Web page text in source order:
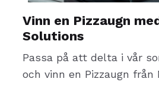
Vinn en Pizzaugn
Solutions
Passa på att delta i vår
och vinn en Pizzaugn från